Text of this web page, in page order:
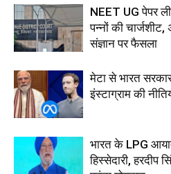
NEET UG पेपर
पन्नों की
संज्ञान पर फैसला
मेटा से भारत
इंस्टाग्राम की
भारत के LPG
हिस्सेदारी, हरदीप